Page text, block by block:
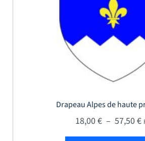
Drapeau Alpes de haute
18,00€ – 57,50€